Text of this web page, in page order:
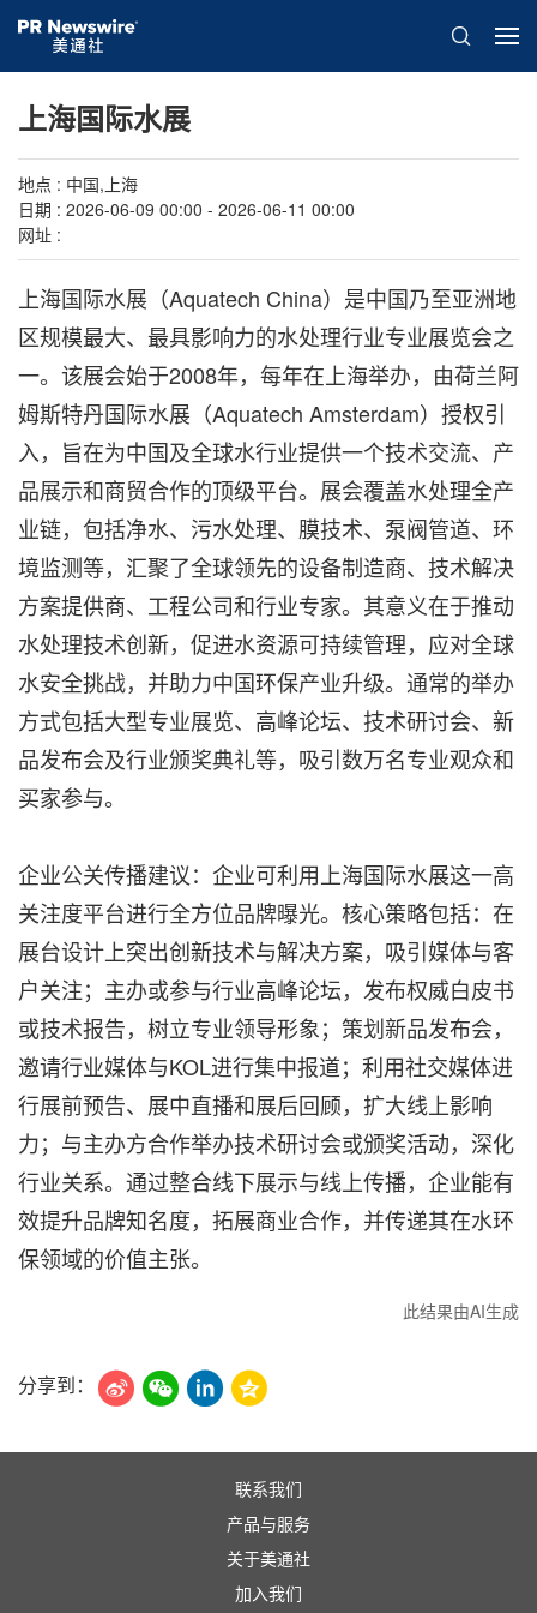
上海国际水展
地点 : 中国,上海
日期 : 2026-06-09 00:00 - 2026-06-11 00:00
网址 :
上海国际水展（Aquatech China）是中国乃至亚洲地
区规模最大、最具影响力的水处理行业专业展览会之
一。该展会始于2008年，每年在上海举办，由荷兰阿
姆斯特丹国际水展（Aquatech Amsterdam）授权引
入，旨在为中国及全球水行业提供一个技术交流、产
品展示和商贸合作的顶级平台。展会覆盖水处理全产
业链，包括净水、污水处理、膜技术、泵阀管道、环
境监测等，汇聚了全球领先的设备制造商、技术解决
方案提供商、工程公司和行业专家。其意义在于推动
水处理技术创新，促进水资源可持续管理，应对全球
水安全挑战，并助力中国环保产业升级。通常的举办
方式包括大型专业展览、高峰论坛、技术研讨会、新
品发布会及行业颁奖典礼等，吸引数万名专业观众和
买家参与。
企业公关传播建议：企业可利用上海国际水展这一高
关注度平台进行全方位品牌曝光。核心策略包括：在
展台设计上突出创新技术与解决方案，吸引媒体与客
户关注；主办或参与行业高峰论坛，发布权威白皮书
或技术报告，树立专业领导形象；策划新品发布会，
邀请行业媒体与KOL进行集中报道；利用社交媒体进
行展前预告、展中直播和展后回顾，扩大线上影响
力；与主办方合作举办技术研讨会或颁奖活动，深化
行业关系。通过整合线下展示与线上传播，企业能有
效提升品牌知名度，拓展商业合作，并传递其在水环
保领域的价值主张。
此结果由AI生成
分享到：
联系我们
产品与服务
关于美通社
加入我们